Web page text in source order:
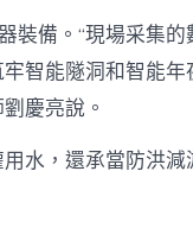
裝備。“現場采集的
智能隧洞和智能
慶亮說。
水，還承當防洪減